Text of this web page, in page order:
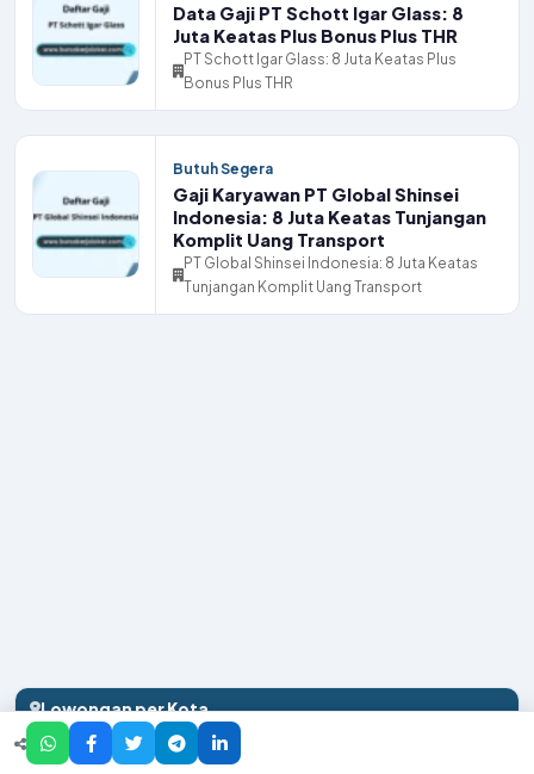
Data Gaji PT Schott Igar Glass: 8
Juta Keatas Plus Bonus Plus THR
PT Schott Igar Glass: 8 Juta Keatas Plus
Bonus Plus THR
Butuh Segera
Gaji Karyawan PT Global Shinsei
Indonesia: 8 Juta Keatas Tunjangan
Komplit Uang Transport
PT Global Shinsei Indonesia: 8 Juta Keatas
Tunjangan Komplit Uang Transport
Lowongan per Kota
Batam